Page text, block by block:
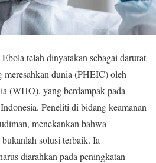
telah dinyatakan sebagai darurat
meresahkan dunia (PHEIC) oleh
(WHO), yang berdampak pada
Peneliti di bidang keamanan
menekankan bahwa
solusi terbaik. Ia
diarahkan pada peningkatan